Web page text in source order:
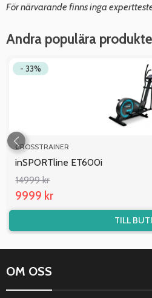
För närvarande finns inga
Andra populära
- 33%
CROSSTRAINER
inSPORTline ET600i
14999 kr
9999 kr
TILL
OM OSS